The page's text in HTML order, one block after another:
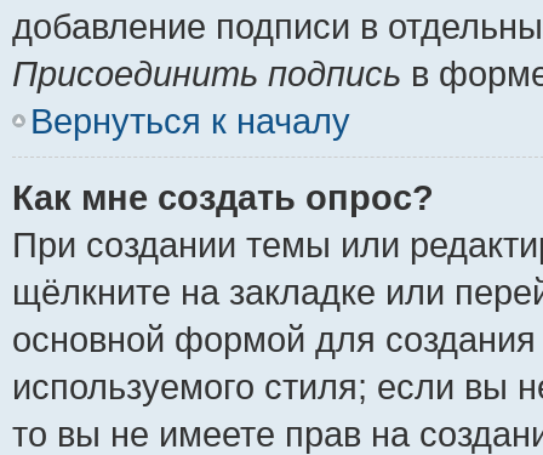
добавление подписи в
Присоединить подпись в
Вернуться к началу
Как мне создать опрос?
При создании темы или
щёлкните на закладке или
основной формой для
используемого стиля; если вы
то вы не имеете прав на